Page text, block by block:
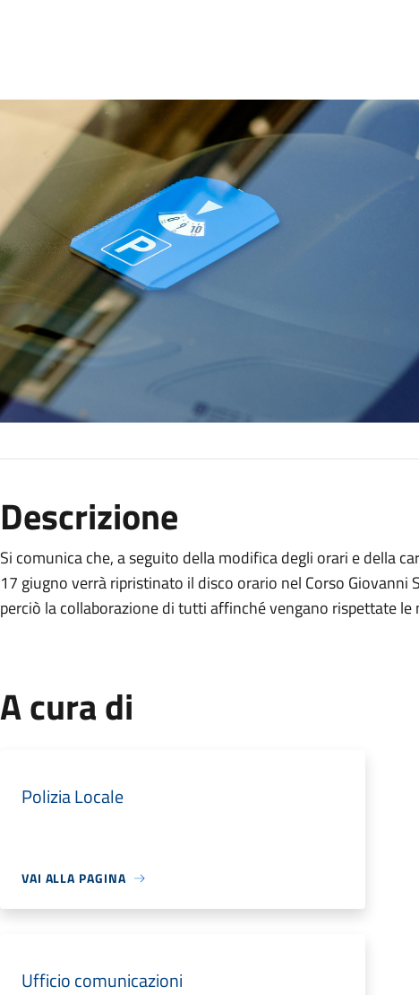
Descrizione
Si comunica che, a seguito della modifica degli orari e della
17 giugno verrà ripristinato il disco orario nel Corso Giovanni
perciò la collaborazione di tutti affinché vengano rispettate le
A cura di
Polizia Locale
VAI ALLA PAGINA
Ufficio comunicazioni